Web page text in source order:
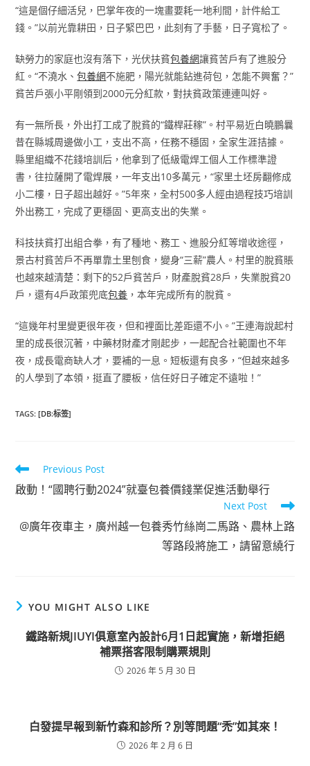
“這是個仔細活兒，巴掌年夜的一塊畫要耗一地利間，計件給工
錢。”以前光靠耕田，日子緊巴巴，此刻有了手藝，日子寬松了。
缺勞力的家庭也沒有落下，光伏扶貧包養網讓貧苦戶有了進股分
紅。“不澆水、包養網不施肥，陽光就能鉆進荷包，怎能不興奮？”
貧苦戶張小平剛領到2000元分紅款，對扶貧政策連連叫好。
有一無所長，外出打工成了脫貧的“鐵桿莊稼”。村平易近白曉鵬曩
昔在縣城周邊做小工，支出不高，任務不穩固，全家生涯拮據。
縣里組織不花錢培訓后，他拿到了低級電焊工個人工作標準證
書，往拉薩開了電焊展，一年支出10多萬元，“家里土坯房翻修成
小二樓，日子超出越好。”5年來，全村500多人經由過程技巧培訓
外出務工，完成了更穩固、更高支出的失業。
科技扶貧打出組合拳，有了種地、務工、進股分紅等增收途徑，
景古村貧苦戶不再單靠土里刨食，變身“三薪”農人。村里的脫貧賬
也越來越清楚：剩下的52戶貧苦戶，財產脫貧28戶，失業脫貧20
戶，還有4戶政策兜底包養 ，本年完成所有的脫貧。
“這幾年村里變更很年夜，但和裡面比差距還不小。”王連海說起村
里的成長很沉著，中藥材財產才剛起步，一起配合社範圍也不年
夜，成長電商缺人才，要補的一息。短板還有良多，“但越來越多
的人學到了本領，挺直了腰板，信任好日子確定不遠啦！”
TAGS:[DB:标签]
Read
more
articles
Previous Post
啟動！“國聘行動2024”就臺包養價錢業促進活動舉行
Next Post
@廣年夜車主，廣州越一包養秀竹絲崗二馬路、農林上路
等路段將施工，請留意繞行
YOU MIGHT ALSO LIKE
鐵路新規JIUYI俱意室內設計6月1日起實施，新增拒絕
補票搭客限制購票規則
2026 年 5 月 30 日
白發提早報到新竹森和診所？別等問題“禿”如其來！
2026 年 2 月 6 日